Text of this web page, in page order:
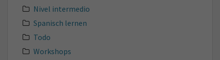
Nivel intermedio
Spanisch lernen
Todo
Workshops